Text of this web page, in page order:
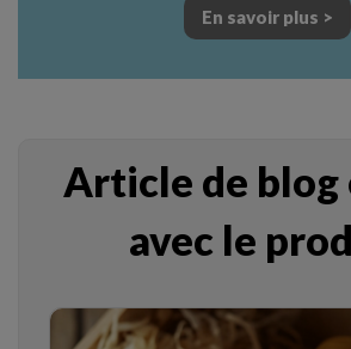
En savoir plus >
Article de blog
avec le